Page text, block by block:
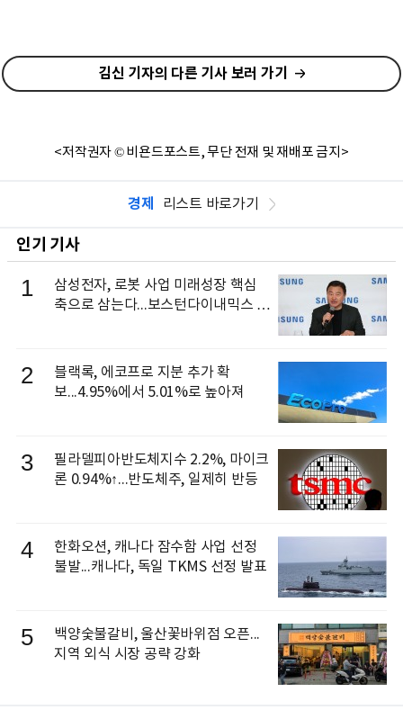
김신 기자의 다른 기사 보러 가기
<저작권자 © 비욘드포스트, 무단 전재 및 재배포 금지>
경제 리스트 바로가기
인기 기사
1
삼성전자, 로봇 사업 미래성장 핵심
축으로 삼는다...보스턴다이내믹스 출
2
블랙록, 에코프로 지분 추가 확
보...4.95%에서 5.01%로 높아져
3
필라델피아반도체지수 2.2%, 마이크
론 0.94%↑...반도체주, 일제히 반등
4
한화오션, 캐나다 잠수함 사업 선정
불발...캐나다, 독일 TKMS 선정 발표
5
백양숯불갈비, 울산꽃바위점 오픈...
지역 외식 시장 공략 강화